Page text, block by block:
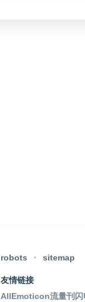
robots sitemap
友情链接
AllEmoticon流量刊